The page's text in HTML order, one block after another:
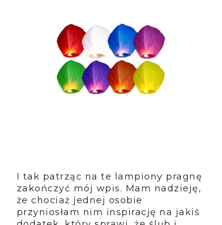
I tak patrząc na te lampiony pragnę
zakończyć mój wpis. Mam nadzieję,
że chociaż jednej osobie
przyniosłam nim inspirację na jakiś